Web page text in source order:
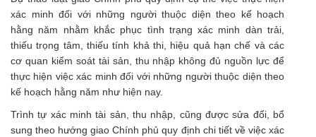
xác minh đối với những người thuộc diện theo kế hoạch
hằng năm nhằm khắc phục tình trạng xác minh dàn trải,
thiếu trọng tâm, thiếu tính khả thi, hiệu quả hạn chế và các
cơ quan kiểm soát tài sản, thu nhập không đủ nguồn lực để
thực hiện việc xác minh đối với những người thuộc diện theo
kế hoạch hằng năm như hiện nay.
Trình tự xác minh tài sản, thu nhập, cũng được sửa đổi, bổ
sung theo hướng giao Chính phủ quy định chi tiết về việc xác